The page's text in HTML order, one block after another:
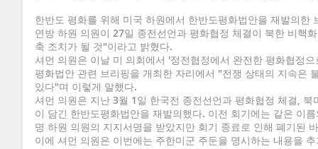
한반도 평화를 위해 미국 하원에서 한반도평화법안을 재발의한
연방 하원 의원이 27일 종전선언과 평화협정 체결이 북한 비핵
축 조치가 될 것"이라고 밝혔다.
셔먼 의원은 이날 미 의회에서 '정전협정에서 완전한 평화협정
평화법안 관련 브리핑을 개최한 자리에서 "전쟁 상태의 지속은
있다"며 이렇게 말했다.
셔먼 의원은 지난 3월 1일 한국전 종전선언과 평화협정 체결,
이 담긴 한반도평화법안을 재발의했다. 이전 회기에는 같은 이
명 하원 의원의 지지서명을 받았지만 회기 종료로 인해 폐기된
이에 셔먼 의원은 이번에는 주한미군 주둔을 명시하는 내용을